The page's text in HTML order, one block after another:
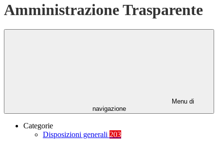
Amministrazione Trasparente
Menu di
navigazione
Categorie
Disposizioni generali 203